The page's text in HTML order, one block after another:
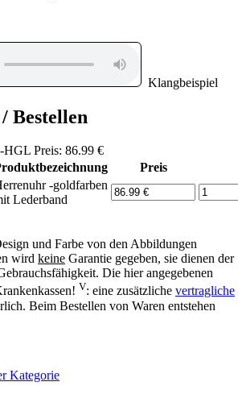
Klangbeispiel
Bestellen
Preis: 86.99 €
Preis
-goldfarben
Lederband
und Farbe von den Abbildungen
wird keine Garantie gegeben, sie dienen der
Die hier angegebenen
V: eine zusätzliche vertragliche
Beim Bestellen von Waren entstehen
Kategorie